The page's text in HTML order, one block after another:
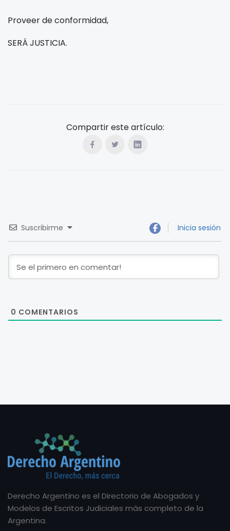
Proveer de conformidad,
SERÁ JUSTICIA.
Compartir este artículo:
Suscribirme Inicia sesión
0 COMENTARIOS
Derecho Argentino es el Directorio de Abogados y
Modelos de Escritos Judiciales más completo de la
Argentina.